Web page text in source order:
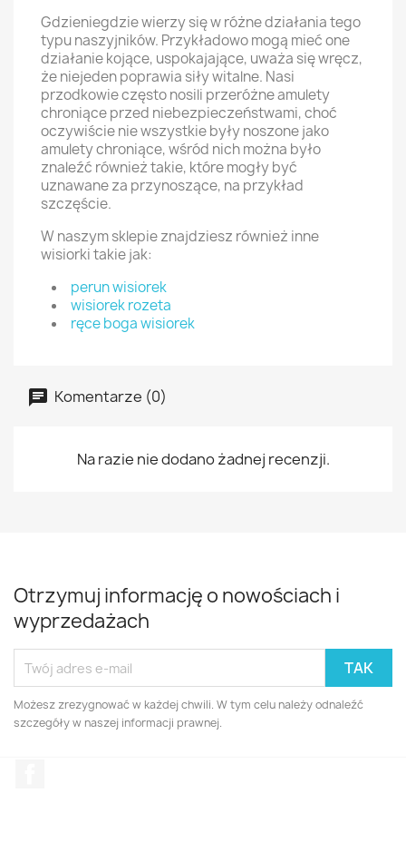
Gdzieniegdzie wierzy się w różne działania tego
typu naszyjników. Przykładowo mogą mieć one
działanie kojące, uspokajające, uważa się wręcz,
że niejeden poprawia siły witalne. Nasi
przodkowie często nosili przeróżne amulety
chroniące przed niebezpieczeństwami, choć
oczywiście nie wszystkie były noszone jako
amulety chroniące, wśród nich można było
znaleźć również takie, które mogły być
uznawane za przynoszące, na przykład
szczęście.
W naszym sklepie znajdziesz również inne
wisiorki takie jak:
perun wisiorek
wisiorek rozeta
ręce boga wisiorek
Komentarze (0)
Na razie nie dodano żadnej recenzji.
Otrzymuj informację o nowościach i
wyprzedażach
Możesz zrezygnować w każdej chwili. W tym celu należy odnaleźć
szczegóły w naszej informacji prawnej.